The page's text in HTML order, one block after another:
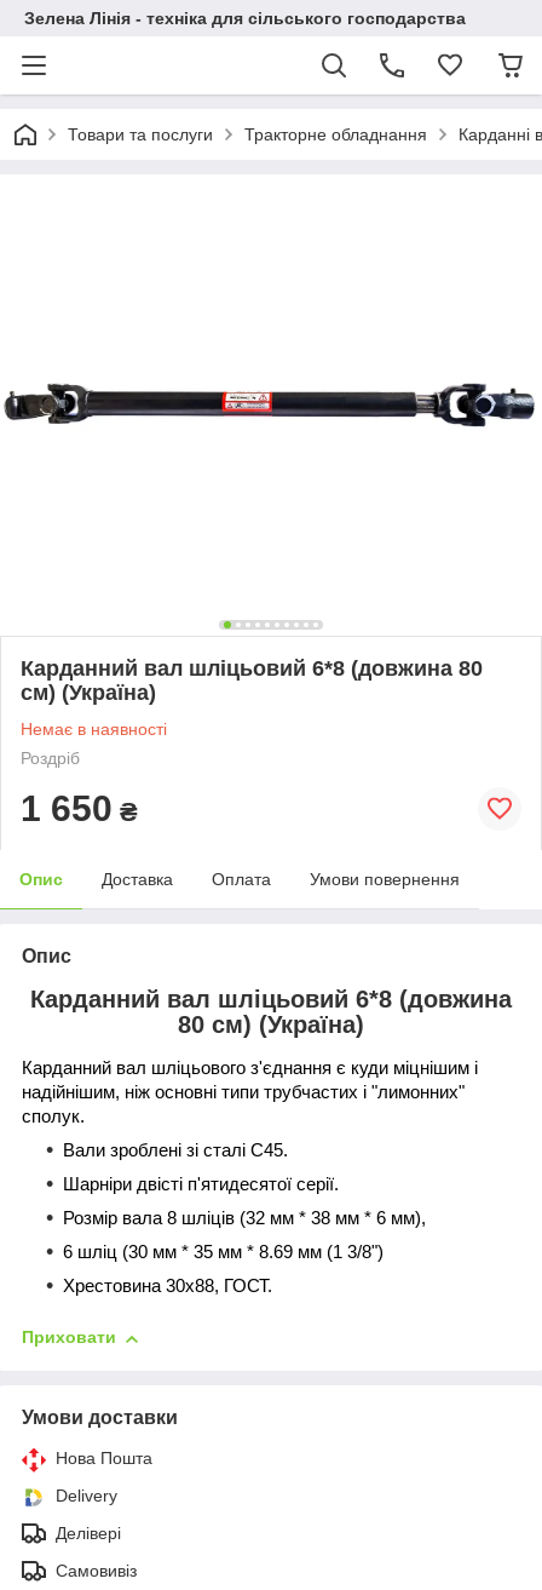
Зелена Лінія - техніка для сільського господарства
Товари та послуги Тракторне обладнання Карданні
Карданний вал шліцьовий 6*8 (довжина 80
см) (Україна)
Немає в наявності
Роздріб
1 650 ₴
Опис Доставка Оплата Умови повернення
Опис
Карданний вал шліцьовий 6*8 (довжина
80 см) (Україна)
Карданний вал шліцьового з'єднання є куди міцнішим і
надійнішим, ніж основні типи трубчастих і "лимонних"
сполук.
Вали зроблені зі сталі С45.
Шарніри двісті п'ятидесятої серії.
Розмір вала 8 шліців (32 мм * 38 мм * 6 мм),
6 шліц (30 мм * 35 мм * 8.69 мм (1 3/8")
Хрестовина 30х88, ГОСТ.
Приховати
Умови доставки
Нова Пошта
Delivery
Делівері
Самовивіз